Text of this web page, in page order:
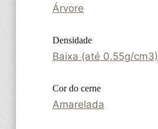
Árvore
Densidade
Baixa (até 0,55g/cm3)
Cor do cerne
Amarelada